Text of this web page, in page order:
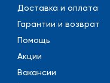
Доставка и оплата
Гарантии и возврат
Помощь
Акции
Вакансии